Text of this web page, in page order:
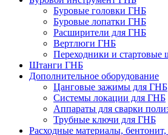
Буровые головки ГНБ
Буровые лопатки ГНБ
Расширители для ГНБ
Вертлюги ГНБ
Переходники и стартовые
Штанги ГНБ
Дополнительное оборудование
Цанговые зажимы для ГНБ
Системы локации для ГНБ
Аппараты для сварки
Трубные ключи для ГНБ
Расходные материалы,